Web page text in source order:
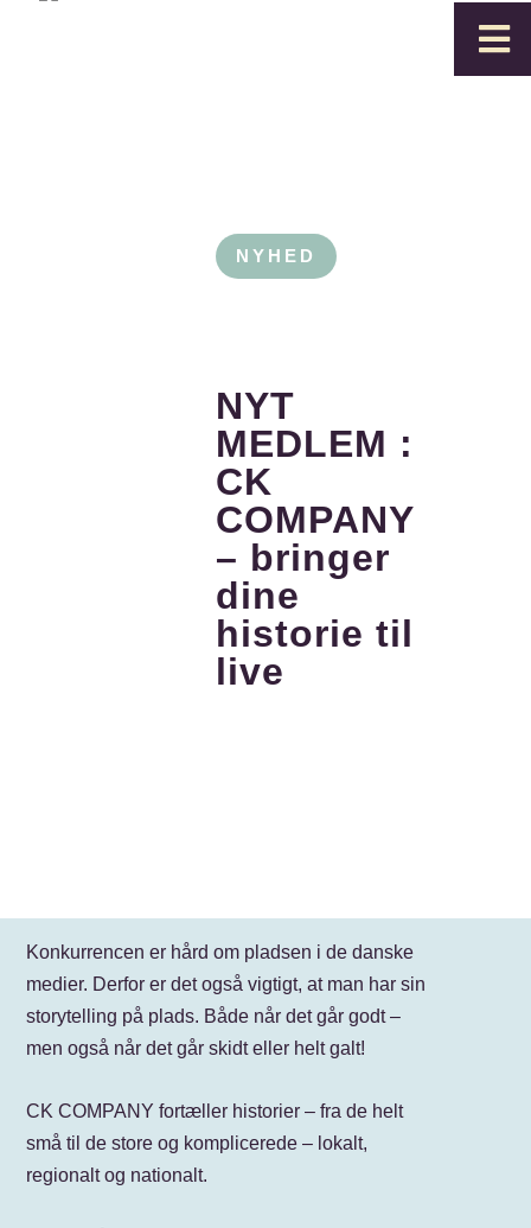

NYHED
NYT
MEDLEM :
CK
COMPANY
– bringer
dine
historie til
live
Konkurrencen er hård om pladsen i de danske
medier. Derfor er det også vigtigt, at man har sin
storytelling på plads. Både når det går godt –
men også når det går skidt eller helt galt!
CK COMPANY fortæller historier – fra de helt
små til de store og komplicerede – lokalt,
regionalt og nationalt.